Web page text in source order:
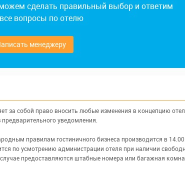
сделать правильный выбор и ответим
вопросы по отелю
менеджеру
за собой право вносить любые изменения в концепцию
уведомления.
правилам гостиничного бизнеса производится в
по усмотрению администрации отеля при наличии
предоставляются штабные номера или багажная